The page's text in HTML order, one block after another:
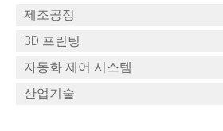
제조공정
3D 프린팅
자동화 제어 시스템
산업기술